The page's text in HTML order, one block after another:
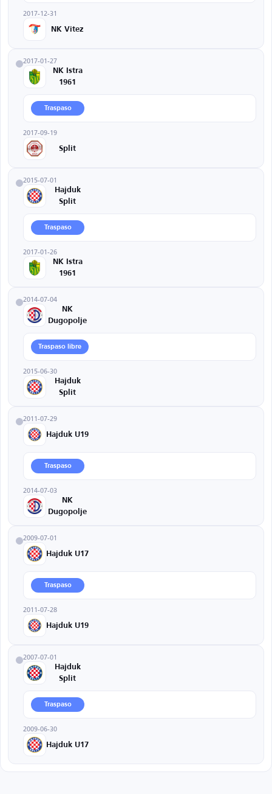
2017-12-31
NK Vitez
2017-01-27
NK Istra
1961
Traspaso
2017-09-19
Split
2015-07-01
Hajduk
Split
Traspaso
2017-01-26
NK Istra
1961
2014-07-04
NK
Dugopolje
Traspaso libre
2015-06-30
Hajduk
Split
2011-07-29
Hajduk U19
Traspaso
2014-07-03
NK
Dugopolje
2009-07-01
Hajduk U17
Traspaso
2011-07-28
Hajduk U19
2007-07-01
Hajduk
Split
Traspaso
2009-06-30
Hajduk U17